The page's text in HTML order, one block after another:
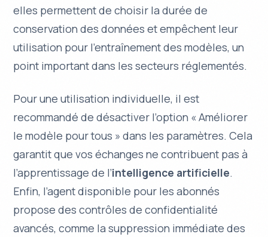
elles permettent de choisir la durée de
conservation des données et empêchent leur
utilisation pour l’entraînement des modèles, un
point important dans les secteurs réglementés.
Pour une utilisation individuelle, il est
recommandé de désactiver l’option « Améliorer
le modèle pour tous » dans les paramètres. Cela
garantit que vos échanges ne contribuent pas à
l’apprentissage de l’intelligence artificielle.
Enfin, l’agent disponible pour les abonnés
propose des contrôles de confidentialité
avancés, comme la suppression immédiate des